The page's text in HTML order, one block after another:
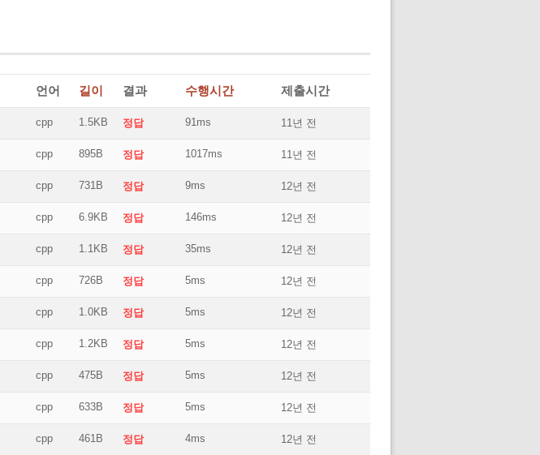
언어 길이 결과 수행시간 제출시간
cpp 1.5KB 정답 91ms 11년 전
cpp 895B 정답 1017ms 11년 전
cpp 731B 정답 9ms 12년 전
cpp 6.9KB 정답 146ms 12년 전
cpp 1.1KB 정답 35ms 12년 전
cpp 726B 정답 5ms 12년 전
cpp 1.0KB 정답 5ms 12년 전
cpp 1.2KB 정답 5ms 12년 전
cpp 475B 정답 5ms 12년 전
cpp 633B 정답 5ms 12년 전
cpp 461B 정답 4ms 12년 전